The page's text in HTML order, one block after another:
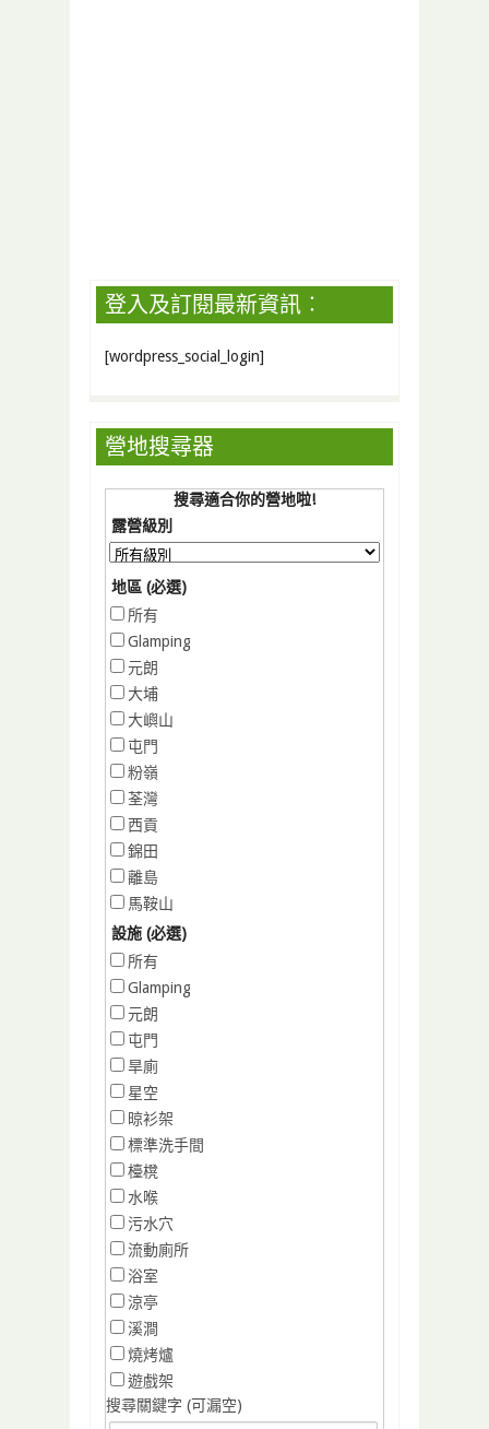
登入及訂閱最新資訊︰
[wordpress_social_login]
營地搜尋器
搜尋適合你的營地啦!
露營級別
地區 (必選)
所有
Glamping
元朗
大埔
大嶼山
屯門
粉嶺
荃灣
西貢
錦田
離島
馬鞍山
設施 (必選)
所有
Glamping
元朗
屯門
旱廁
星空
晾衫架
標準洗手間
檯櫈
水喉
污水穴
流動廁所
浴室
涼亭
溪澗
燒烤爐
遊戲架
搜尋關鍵字 (可漏空)